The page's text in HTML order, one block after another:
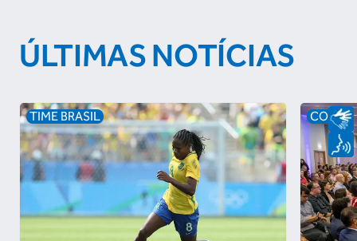
ÚLTIMAS NOTÍCIAS
TIME BRASIL COB